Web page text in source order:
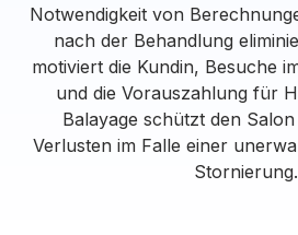
Notwendigkeit von
nach der Behandlung
motiviert die Kundin, Besuche
und die Vorauszahlung für
Balayage schützt den
Verlusten im Falle einer
Stornierung.